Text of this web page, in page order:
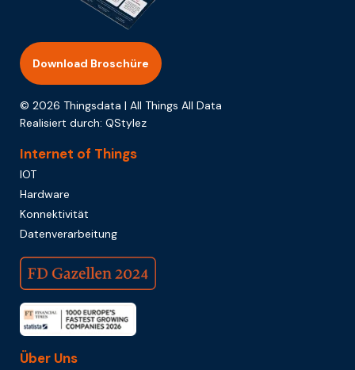
Download Broschüre
© 2026 Thingsdata | All Things All Data
Realisiert durch: QStylez
Internet of Things
IOT
Hardware
Konnektivität
Datenverarbeitung
Über Uns